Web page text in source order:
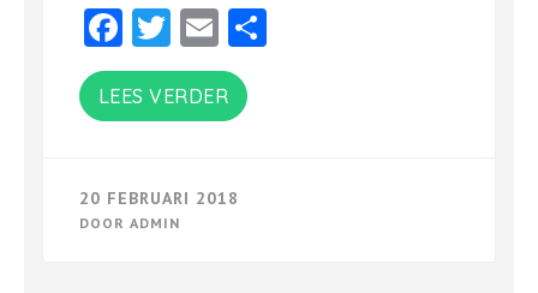
Facebook
Twitter
Email
LEES VERDER
20 FEBRUARI 2018
DOOR ADMIN